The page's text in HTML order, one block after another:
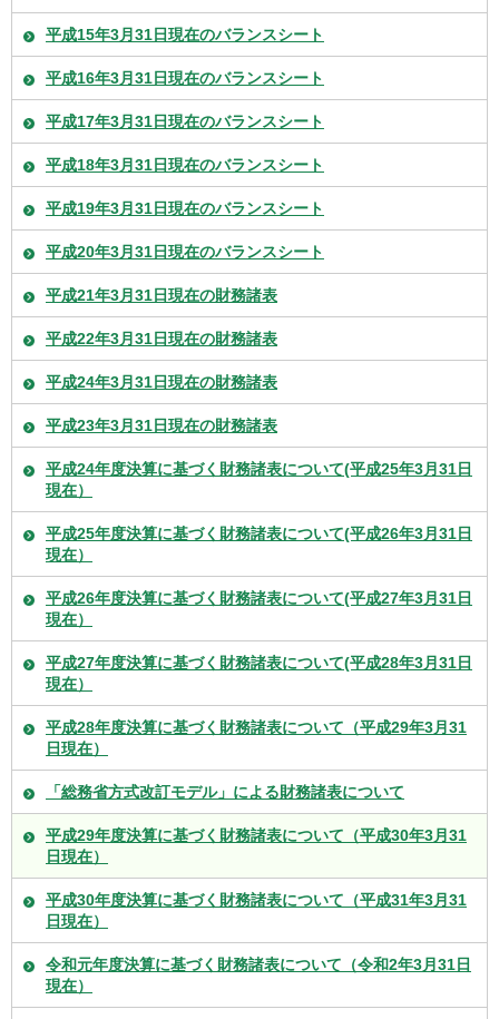
平成15年3月31日現在のバランスシート
平成16年3月31日現在のバランスシート
平成17年3月31日現在のバランスシート
平成18年3月31日現在のバランスシート
平成19年3月31日現在のバランスシート
平成20年3月31日現在のバランスシート
平成21年3月31日現在の財務諸表
平成22年3月31日現在の財務諸表
平成24年3月31日現在の財務諸表
平成23年3月31日現在の財務諸表
平成24年度決算に基づく財務諸表について(平成25年3月31日
現在）
平成25年度決算に基づく財務諸表について(平成26年3月31日
現在）
平成26年度決算に基づく財務諸表について(平成27年3月31日
現在）
平成27年度決算に基づく財務諸表について(平成28年3月31日
現在）
平成28年度決算に基づく財務諸表について（平成29年3月31
日現在）
「総務省方式改訂モデル」による財務諸表について
平成29年度決算に基づく財務諸表について（平成30年3月31
日現在）
平成30年度決算に基づく財務諸表について（平成31年3月31
日現在）
令和元年度決算に基づく財務諸表について（令和2年3月31日
現在）